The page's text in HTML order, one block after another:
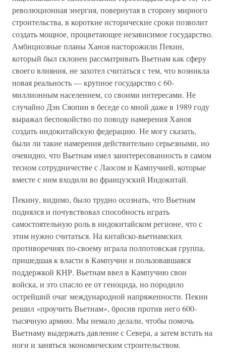
революционная энергия, повернутая в сторону мирного
строительства, в короткие исторические сроки позволит
создать мощное, процветающее независимое государство.
Амбициозные планы Ханоя насторожили Пекин,
который был склонен рассматривать Вьетнам как сферу
своего влияния, не захотел считаться с тем, что возникла
новая реальность — крупное государство с 60-
миллионным населением, со своими интересами. Не
случайно Дэн Сяопин в беседе со мной даже в 1989 году
выражал беспокойство по поводу намерения Ханоя
создать индокитайскую федерацию. Не могу сказать,
были ли такие намерения действительно серьезными, но
очевидно, что Вьетнам имел заинтересованность в самом
тесном сотрудничестве с Лаосом и Кампучией, которые
вместе с ним входили во французский Индокитай.
Пекину, видимо, было трудно осознать, что Вьетнам
поднялся и почувствовал способность играть
самостоятельную роль в индокитайском регионе, что с
этим нужно считаться. На китайско-вьетнамских
противоречиях по-своему играла полпотовская группа,
пришедшая к власти в Кампучии и пользовавшаяся
поддержкой КНР. Вьетнам ввел в Кампучию свои
войска, и это спасло ее от геноцида, но породило
острейший очаг международной напряженности. Пекин
решил «проучить Вьетнам», бросив против него 600-
тысячную армию. Мы немало делали, чтобы помочь
Вьетнаму выдержать давление с Севера, а затем встать на
ноги и заняться экономическим строительством.